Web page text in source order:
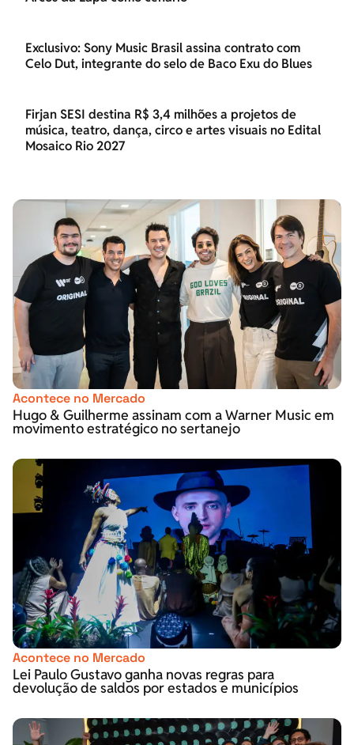
Exclusivo: Sony Music Brasil assina contrato com
Celo Dut, integrante do selo de Baco Exu do Blues
Firjan SESI destina R$ 3,4 milhões a projetos de
música, teatro, dança, circo e artes visuais no Edital
Mosaico Rio 2027
Acontece no Mercado
Hugo & Guilherme assinam com a Warner Music em
movimento estratégico no sertanejo
Acontece no Mercado
Lei Paulo Gustavo ganha novas regras para
devolução de saldos por estados e municípios